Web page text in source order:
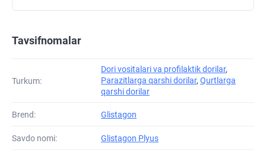
Tavsifnomalar
Turkum:
Dori vositalari va profilaktik dorilar,
Parazitlarga qarshi dorilar, Qurtlarga
qarshi dorilar
Brend: Glistagon
Savdo nomi: Glistagon Plyus